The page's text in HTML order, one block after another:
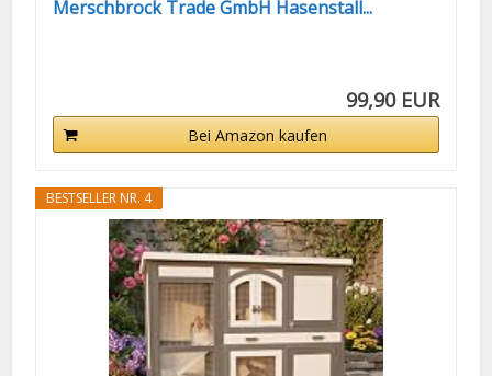
Merschbrock Trade GmbH Hasenstall...
99,90 EUR
Bei Amazon kaufen
BESTSELLER NR. 4